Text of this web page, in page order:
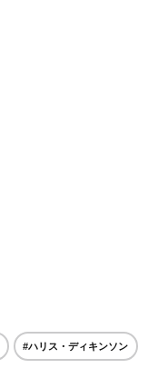
#ハリス・ディキンソン